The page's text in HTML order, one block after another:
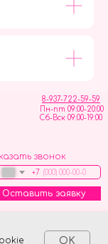
OK
8-937-722-59-59
Пн-пт 09:00-20:00
Сб-Вск 09:00-19:00
звонок
+7
Оставить заявку